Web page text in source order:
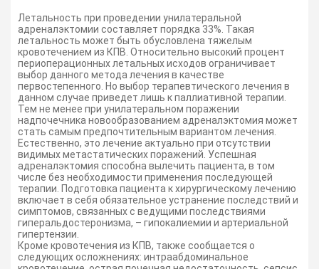
Летальность при проведении унилатеральной
адреналэктомии составляет порядка 33%. Такая
летальность может быть обусловлена тяжелым
кровотечением из КПВ. Относительно высокий процент
периоперационных летальных исходов ограничивает
выбор данного метода лечения в качестве
первостепенного. Но выбор терапевтического лечения в
данном случае приведет лишь к паллиативной терапии.
Тем не менее при унилатеральном поражении
надпочечника новообразованием адреналэктомия может
стать самым предпочтительным вариантом лечения.
Естественно, это лечение актуально при отсутствии
видимых метастатических поражений. Успешная
адреналэктомия способна вылечить пациента, в том
числе без необходимости применения последующей
терапии. Подготовка пациента к хирургическому лечению
включает в себя обязательное устранение последствий и
симптомов, связанных с ведущими последствиями
гиперальдостеронизма, – гипокалиемии и артериальной
гипертензии.
Кроме кровотечения из КПВ, также сообщается о
следующих осложнениях: интраабдоминальное